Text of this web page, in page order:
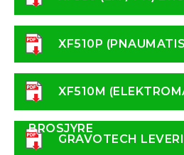
XF510P
XF510M
BROSJYRE
GRAVOTECH